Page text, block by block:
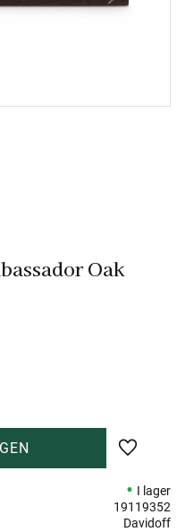
Oak
Lägg till
I lager
19119352
Davidoff